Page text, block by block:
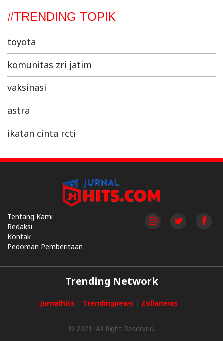
#TRENDING TOPIK
toyota
komunitas zri jatim
vaksinasi
astra
ikatan cinta rcti
Tentang Kami
Redaksi
Kontak
Pedoman Pemberitaan
Trending Network
Jurnalhits Trendingnews Zollanews
© 2021. All Right Reserved.